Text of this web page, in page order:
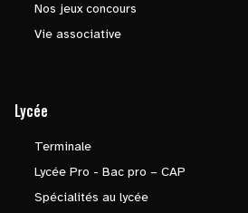
Nos jeux concours
Vie associative
Lycée
Terminale
Lycée Pro - Bac pro – CAP
Spécialités au lycée